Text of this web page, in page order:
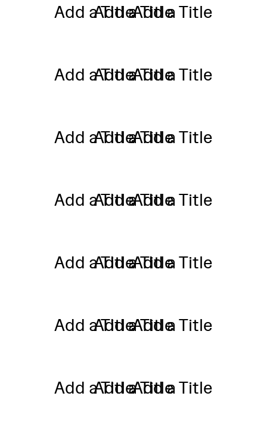
Add a TitleAdd a Title
Add a Title
Add a TitleAdd a Title
Add a Title
Add a TitleAdd a Title
Add a Title
Add a TitleAdd a Title
Add a Title
Add a TitleAdd a Title
Add a Title
Add a TitleAdd a Title
Add a Title
Add a TitleAdd a Title
Add a Title